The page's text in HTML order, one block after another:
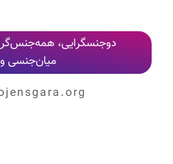
دوجنسگرایی،
میان‌جنسی